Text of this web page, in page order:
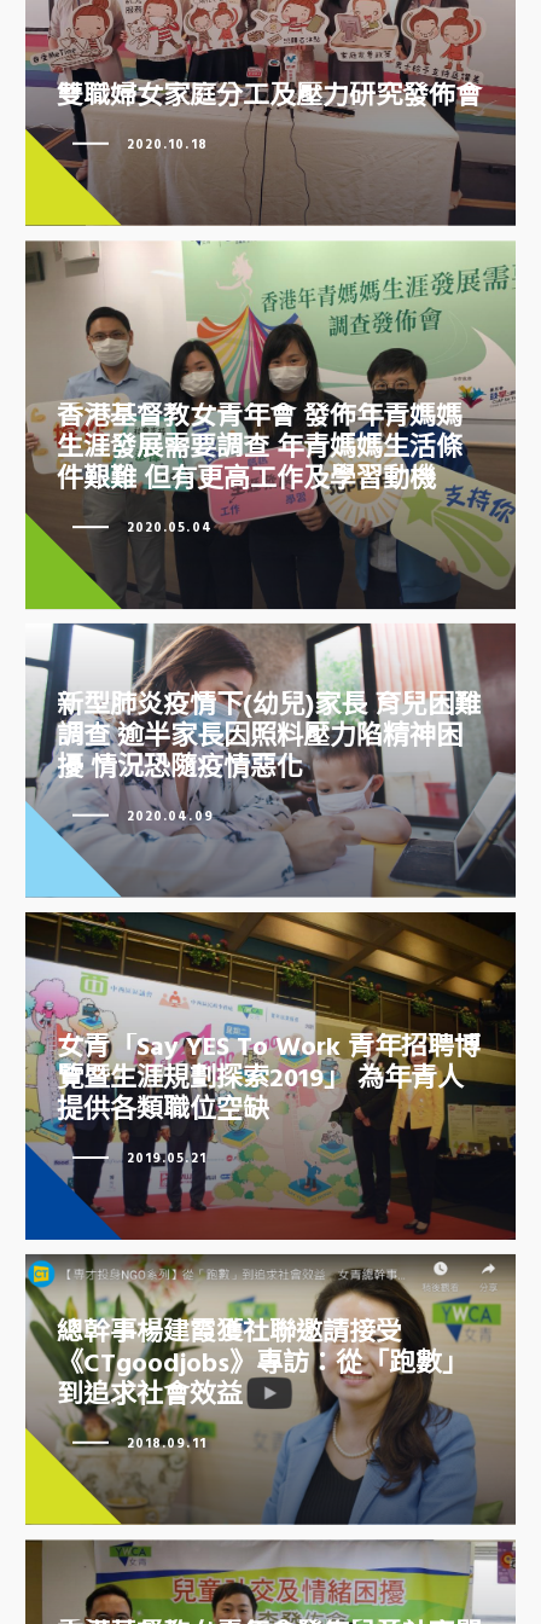
雙職婦女家庭分工及壓力研究發佈
會
雙職婦女家庭分工及壓力研究發佈會
2020.10.18
香港基督教女青年會 發佈年青媽
媽生涯發展需要調查 年青媽媽生
活條件艱難 但有更高工作及學習
動機
香港基督教女青年會 發佈年青媽媽
生涯發展需要調查 年青媽媽生活條
件艱難 但有更高工作及學習動機
2020.05.04
新型肺炎疫情下(幼兒)家長 育兒困
難調查 逾半家長因照料壓力陷精
神困擾 情況恐隨疫情惡化
新型肺炎疫情下(幼兒)家長 育兒困難
調查 逾半家長因照料壓力陷精神困
擾 情況恐隨疫情惡化
2020.04.09
女青「Say YES To Work 青年招聘
博覽暨生涯規劃探索2019」 為年
青人提供各類職位空缺
女青「Say YES To Work 青年招聘博
覽暨生涯規劃探索2019」 為年青人
提供各類職位空缺
2019.05.21
總幹事楊建霞獲社聯邀請接受
《CTgoodjobs》專訪：從「跑
數」到追求社會效益
總幹事楊建霞獲社聯邀請接受
《CTgoodjobs》專訪：從「跑數」
到追求社會效益
2018.09.11